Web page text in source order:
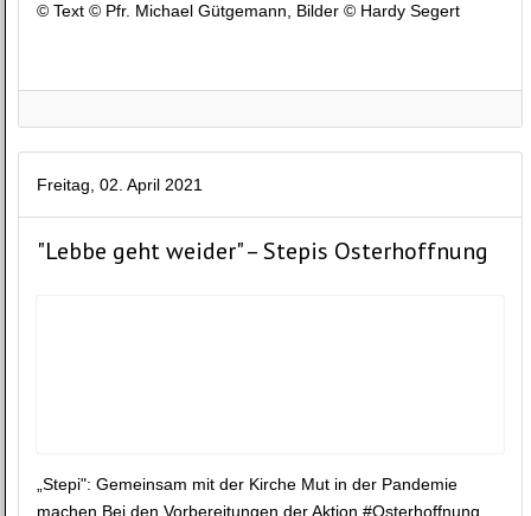
© Text © Pfr. Michael Gütgemann, Bilder © Hardy Segert
Freitag, 02. April 2021
"Lebbe geht weider" – Stepis Osterhoffnung
„Stepi": Gemeinsam mit der Kirche Mut in der Pandemie
machen Bei den Vorbereitungen der Aktion #Osterhoffnung